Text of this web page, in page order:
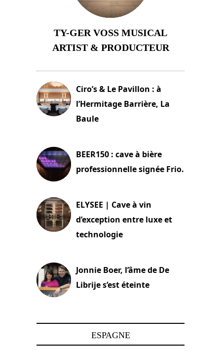
TY-GER VOSS MUSICAL
ARTIST & PRODUCTEUR
Ciro’s & Le Pavillon : à
l’Hermitage Barrière, La
Baule
BEER150 : cave à bière
professionnelle signée Frio.
ELYSEE | Cave à vin
d’exception entre luxe et
technologie
Jonnie Boer, l’âme de De
Librije s’est éteinte
ESPAGNE